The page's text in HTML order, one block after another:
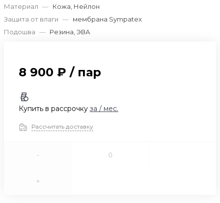
Материал — Кожа, Нейлон
Защита от влаги — мембрана Sympatex
Подошва — Резина, ЭВА
8 900 ₽ / пар
Купить в рассрочку за / мес.
Рассчитать доставку
-
+